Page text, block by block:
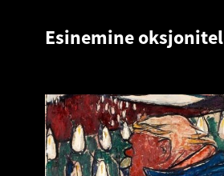
Esinemine oksjonitel